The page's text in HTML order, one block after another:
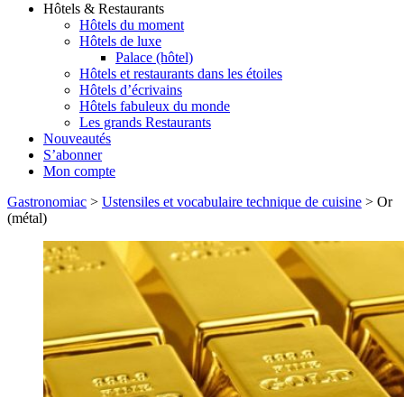
Hôtels & Restaurants
Hôtels du moment
Hôtels de luxe
Palace (hôtel)
Hôtels et restaurants dans les étoiles
Hôtels d’écrivains
Hôtels fabuleux du monde
Les grands Restaurants
Nouveautés
S’abonner
Mon compte
Gastronomiac > Ustensiles et vocabulaire technique de cuisine > Or
(métal)